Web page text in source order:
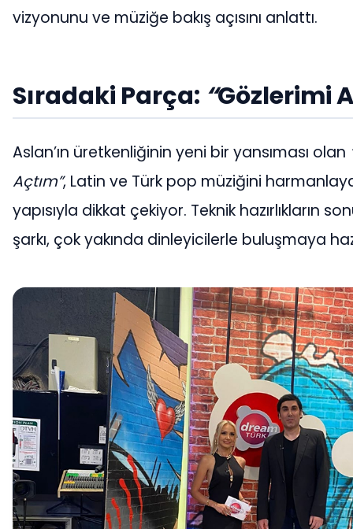
vizyonunu ve müziğe bakış açısını anlattı.
Sıradaki Parça: “Gözlerimi
Aslan’ın üretkenliğinin yeni bir yansıması olan
Açtım”, Latin ve Türk pop müziğini
yapısıyla dikkat çekiyor. Teknik hazırlıkların
şarkı, çok yakında dinleyicilerle buluşmaya